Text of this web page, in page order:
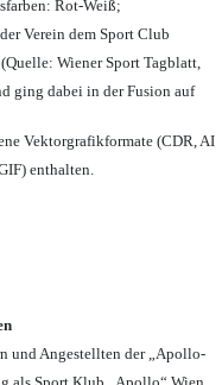
Rot-Weiß;
Verein dem Sport Club
Wiener Sport Tagblatt,
ging dabei in der Fusion auf
Vektorgrafikformate (CDR, AI
enthalten.
und Angestellten der „Apollo-